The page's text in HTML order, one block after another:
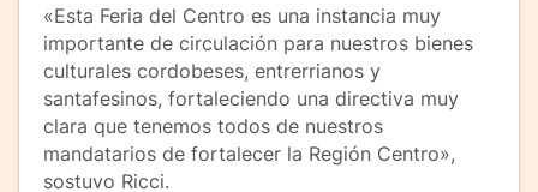
«Esta Feria del Centro es una instancia muy
importante de circulación para nuestros bienes
culturales cordobeses, entrerrianos y
santafesinos, fortaleciendo una directiva muy
clara que tenemos todos de nuestros
mandatarios de fortalecer la Región Centro»,
sostuvo Ricci.